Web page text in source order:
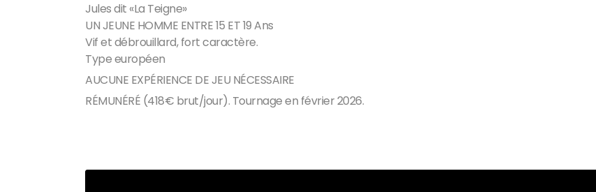
Jules dit «La Teigne»
UN JEUNE HOMME ENTRE 15 ET 19 Ans
Vif et débrouillard, fort caractère.
Type européen
AUCUNE EXPÉRIENCE DE JEU NÉCESSAIRE
RÉMUNÉRÉ (418€ brut/jour). Tournage en février 2026.